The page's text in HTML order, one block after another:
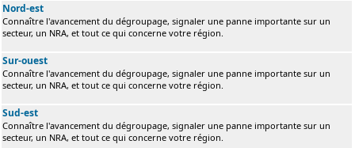
Nord-est
Connaître l'avancement du dégroupage, signaler une panne importante sur un
secteur, un NRA, et tout ce qui concerne votre région.
Sur-ouest
Connaître l'avancement du dégroupage, signaler une panne importante sur un
secteur, un NRA, et tout ce qui concerne votre région.
Sud-est
Connaître l'avancement du dégroupage, signaler une panne importante sur un
secteur, un NRA, et tout ce qui concerne votre région.